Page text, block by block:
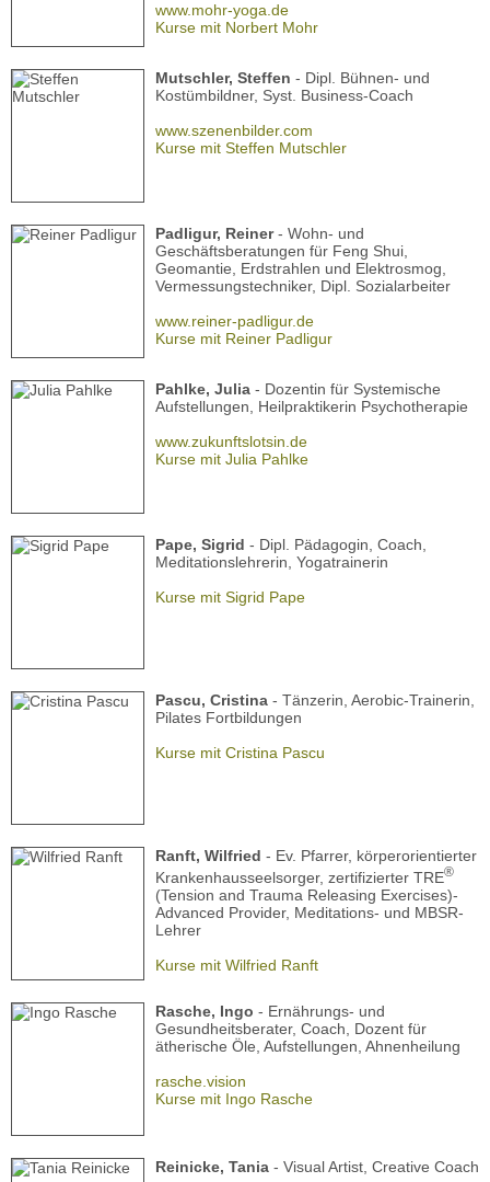
www.mohr-yoga.de
Kurse mit Norbert Mohr
Mutschler, Steffen - Dipl. Bühnen- und
Kostümbildner, Syst. Business-Coach
www.szenenbilder.com
Kurse mit Steffen Mutschler
Padligur, Reiner- Wohn- und
Geschäftsberatungen für Feng Shui,
Geomantie, Erdstrahlen und Elektrosmog,
Vermessungstechniker, Dipl. Sozialarbeiter
www.reiner-padligur.de
Kurse mit Reiner Padligur
Pahlke, Julia - Dozentin für Systemische
Aufstellungen, Heilpraktikerin Psychotherapie
www.zukunftslotsin.de
Kurse mit Julia Pahlke
Pape, Sigrid - Dipl. Pädagogin, Coach,
Meditationslehrerin, Yogatrainerin
Kurse mit Sigrid Pape
Pascu, Cristina - Tänzerin, Aerobic-Trainerin,
Pilates Fortbildungen
Kurse mit Cristina Pascu
Ranft, Wilfried - Ev. Pfarrer, körperorientierter
Krankenhausseelsorger, zertifizierter TRE®
(Tension and Trauma Releasing Exercises)-
Advanced Provider, Meditations- und MBSR-
Lehrer
Kurse mit Wilfried Ranft
Rasche, Ingo - Ernährungs- und
Gesundheitsberater, Coach, Dozent für
ätherische Öle, Aufstellungen, Ahnenheilung
rasche.vision
Kurse mit Ingo Rasche
Reinicke, Tania - Visual Artist, Creative Coach